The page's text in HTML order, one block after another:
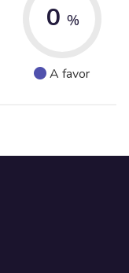
0 %
A favor